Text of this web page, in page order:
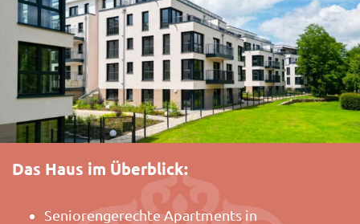
Das Haus im Überblick:
Seniorengerechte Apartments in